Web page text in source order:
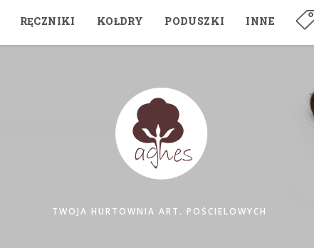
RĘCZNIKI KOŁDRY PODUSZKI INNE
TWOJA HURTOWNIA ART. POŚCIELOWYCH